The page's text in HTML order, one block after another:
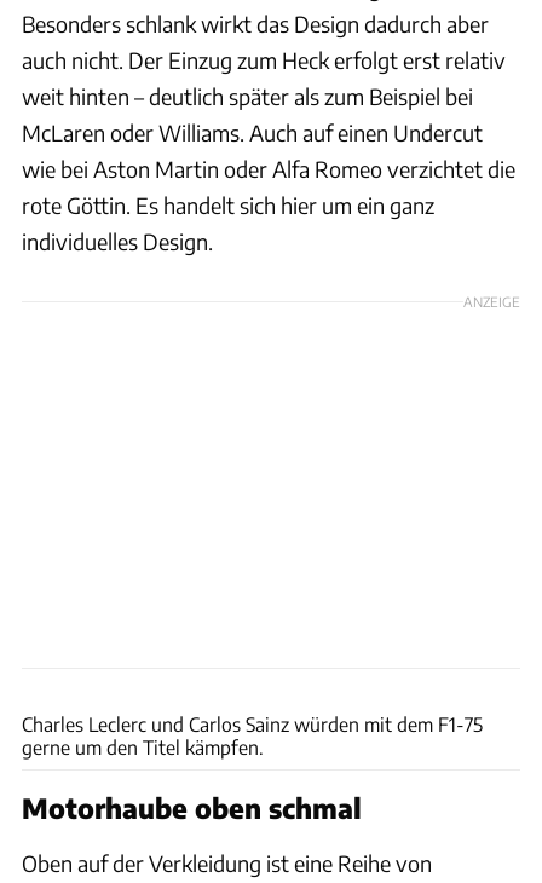
Besonders schlank wirkt das Design dadurch aber
auch nicht. Der Einzug zum Heck erfolgt erst relativ
weit hinten – deutlich später als zum Beispiel bei
McLaren oder Williams. Auch auf einen Undercut
wie bei Aston Martin oder Alfa Romeo verzichtet die
rote Göttin. Es handelt sich hier um ein ganz
individuelles Design.
ANZEIGE
Charles Leclerc und Carlos Sainz würden mit dem F1-75
gerne um den Titel kämpfen.
Motorhaube oben schmal
Oben auf der Verkleidung ist eine Reihe von